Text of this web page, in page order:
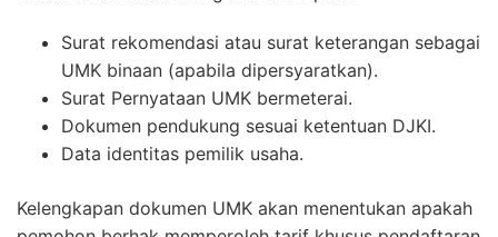
Surat rekomendasi atau surat keterangan sebagai
UMK binaan (apabila dipersyaratkan).
Surat Pernyataan UMK bermeterai.
Dokumen pendukung sesuai ketentuan DJKI.
Data identitas pemilik usaha.
Kelengkapan dokumen UMK akan menentukan apakah